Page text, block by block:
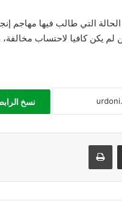
التي طالب فيها مهاجم
لم يكن كافيا لاحتساب
نسخ